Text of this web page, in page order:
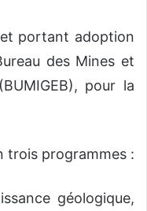
portant adoption
des Mines et
pour la
trois programmes :
géologique,